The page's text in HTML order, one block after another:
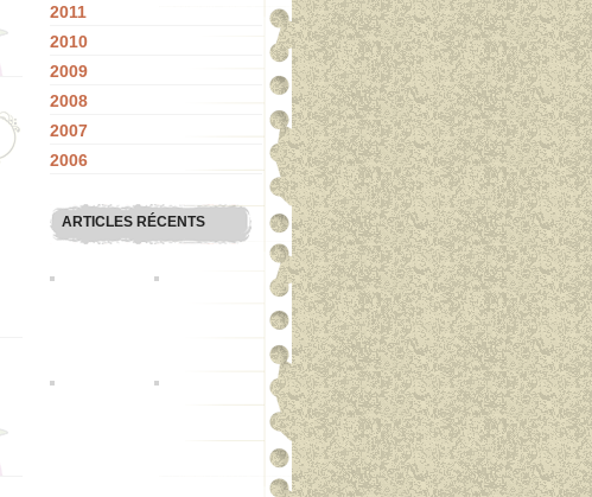
2011
2010
2009
2008
2007
2006
ARTICLES RÉCENTS